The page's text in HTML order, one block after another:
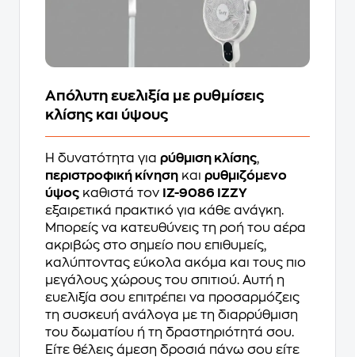
Απόλυτη ευελιξία με ρυθμίσεις
κλίσης και ύψους
Η δυνατότητα για ρύθμιση κλίσης,
περιστροφική κίνηση και ρυθμιζόμενο
ύψος καθιστά τον IZ-9086 IZZY
εξαιρετικά πρακτικό για κάθε ανάγκη.
Μπορείς να κατευθύνεις τη ροή του αέρα
ακριβώς στο σημείο που επιθυμείς,
καλύπτοντας εύκολα ακόμα και τους πιο
μεγάλους χώρους του σπιτιού. Αυτή η
ευελιξία σου επιτρέπει να προσαρμόζεις
τη συσκευή ανάλογα με τη διαρρύθμιση
του δωματίου ή τη δραστηριότητά σου.
Είτε θέλεις άμεση δροσιά πάνω σου είτε